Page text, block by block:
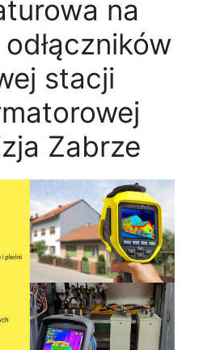
na
stacji
Zabrze